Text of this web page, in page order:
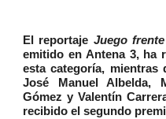
El reportaje Juego
emitido en Antena 3, ha
esta categoría, mientras
José Manuel Albelda,
Gómez y Valentín
recibido el segundo